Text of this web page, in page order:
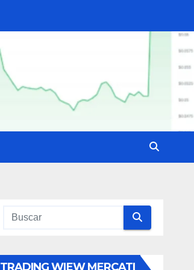
TRADING WIEW MERCATI